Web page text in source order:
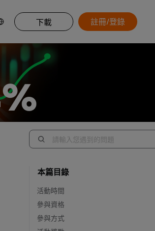
下載 註冊/登錄
本篇目錄
活動時間
參與資格
參與方式